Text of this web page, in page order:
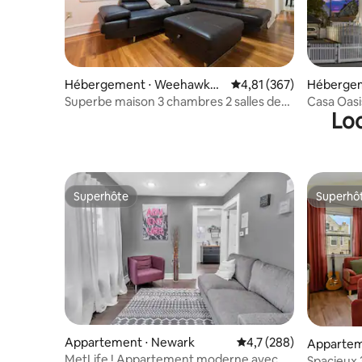
Hébergement ⋅ Weehawken
Township
Évaluation moyenne
4,81 (367)
Superbe maison 3 chambres 2 salles de
Casa
de
Superhôte
Superhôte
Appartement ⋅ Newark Évaluation moyenne
4,7 (288)